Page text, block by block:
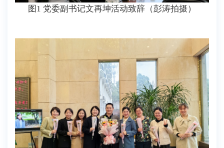
图1 党委副书记文再坤活动致辞（彭涛拍摄）